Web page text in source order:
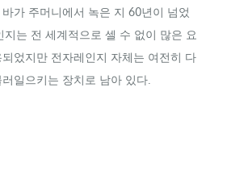
가 주머니에서 녹은 지 60년이 넘었
지는 전 세계적으로 셀 수 없이 많은 요
었지만 전자레인지 자체는 여전히 다
일으키는 장치로 남아 있다.